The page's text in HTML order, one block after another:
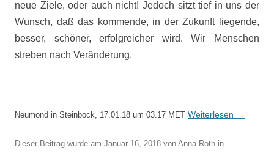
neue Ziele, oder auch nicht! Jedoch sitzt tief in uns der
Wunsch, daß das kommende, in der Zukunft liegende,
besser, schöner, erfolgreicher wird. Wir Menschen
streben nach Veränderung.
Neumond in Steinbock, 17.01.18 um 03.17 MET Weiterlesen →
Dieser Beitrag wurde am Januar 16, 2018 von Anna Roth in